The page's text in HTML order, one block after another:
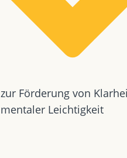
zur Förderung von
mentaler Leichtigkeit